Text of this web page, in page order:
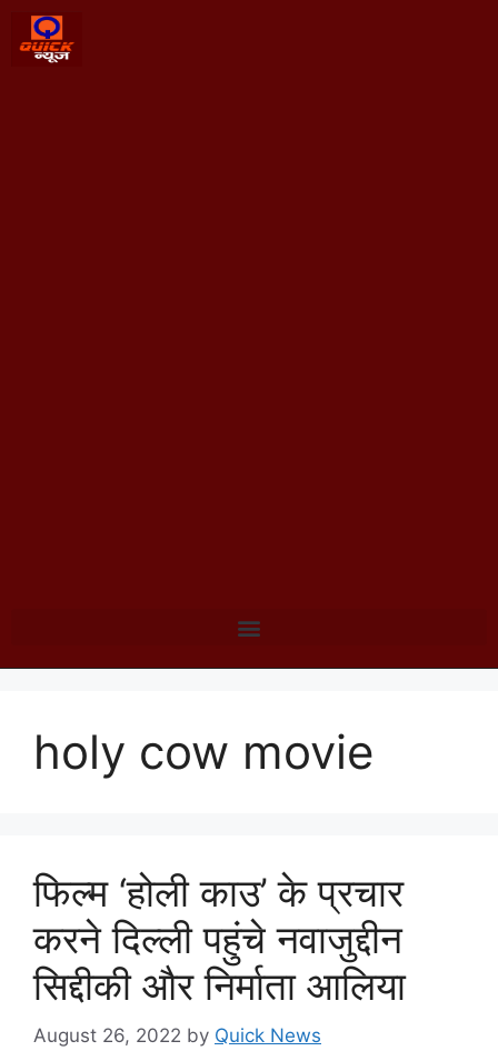
holy cow movie
फिल्म ‘होली काउ’ के प्रचार
करने दिल्ली पहुंचे नवाजुद्दीन
सिद्दीकी और निर्माता आलिया
August 26, 2022 by Quick News